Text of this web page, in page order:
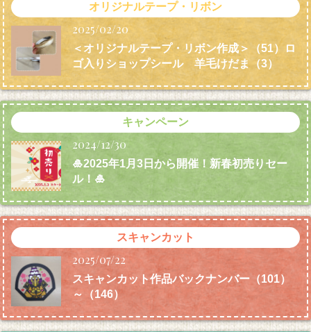
オリジナルテープ・リボン
2025/02/20
＜オリジナルテープ・リボン作成＞（51）ロ
ゴ入りショップシール 羊毛けだま （3）
キャンペーン
2024/12/30
🎍2025年1月3日から開催！新春初売りセー
ル！🎍
スキャンカット
2025/07/22
スキャンカット作品バックナンバー（101）
～（146）